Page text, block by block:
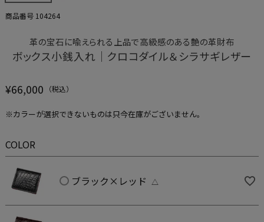
商品番号 104264
革の宝石に喩えられる上品で高級感のある艶の革財布
ボックス小銭入れ｜クロコダイル＆シラサギレザー
¥66,000
※カラーが選択できないものは只今在庫がございません。
COLOR
ブラック×レッド △